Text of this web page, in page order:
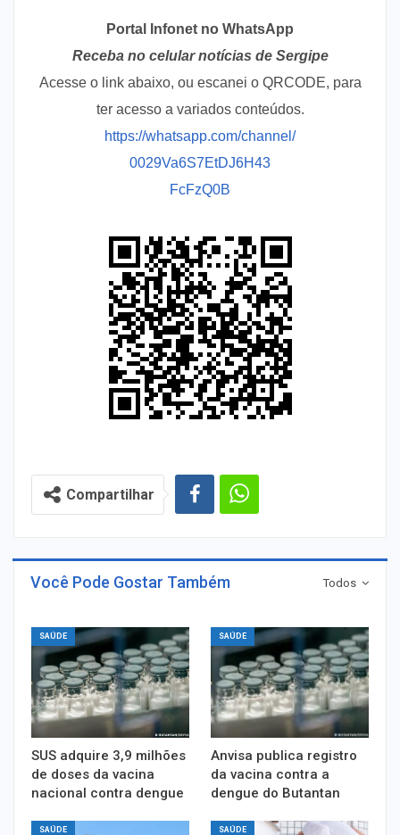
Portal Infonet no WhatsApp
Receba no celular notícias de Sergipe
Acesse o link abaixo, ou escanei o QRCODE, para
ter acesso a variados conteúdos.
https://whatsapp.com/channel/
0029Va6S7EtDJ6H43
FcFzQ0B
Compartilhar
Todos
Você Pode Gostar Também
SAÚDE
SUS adquire 3,9 milhões
de doses da vacina
nacional contra dengue
SAÚDE
Anvisa publica registro
da vacina contra a
dengue do Butantan
SAÚDE SAÚDE